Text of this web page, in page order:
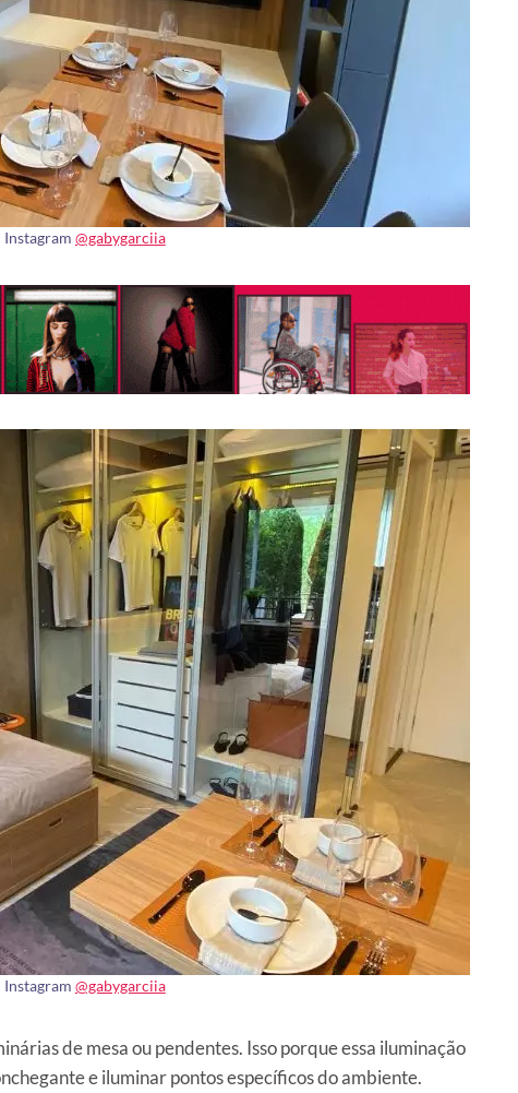
Instagram @gabygarciia
Instagram @gabygarciia
de mesa ou pendentes. Isso porque essa iluminação
e iluminar pontos específicos do ambiente.